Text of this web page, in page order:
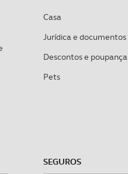
Casa
Jurídica e documentos
Descontos e poupança
Pets
SEGUROS